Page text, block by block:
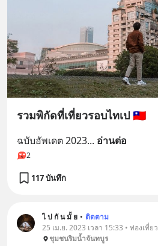
รวมพิกัดที่เที่ยวรอบไทเป 🇹🇼
ฉบับอัพเดต 2023... อ่านต่อ
2
117 บันทึก
ไ ป กั น มั้ ย • ติดตาม
25 เม.ย. 2023 เวลา 15:33 • ท่องเที่ยว
ชุมชนริมน้ำจันทบูร